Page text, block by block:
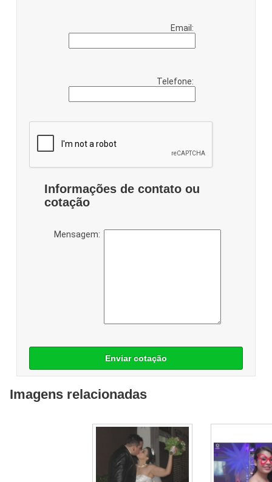
Email:
Telefone:
Informações de contato ou
cotação
Mensagem:
Enviar cotação
Imagens relacionadas